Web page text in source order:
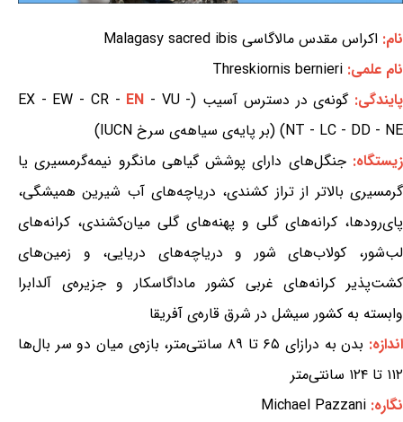
نام: اکراس مقدس مالاگاسی Malagasy sacred ibis
نام علمی: Threskiornis bernieri
پایندگی:گونه‌ی در دسترس آسیب (EX - EW - CR - EN - VU -
NT - LC - DD - NE) (بر پایه‌ی سیاهه‌ی سرخ IUCN)
زیستگاه:جنگل‌های دارای پوشش گیاهی مانگرو نیمه‌گرمسیری یا
گرمسیری بالاتر از تراز کشندی، دریاچه‌های آب شیرین همیشگی،
پای‌رودها، کرانه‌های گلی و پهنه‌های گلی میان‌کشندی، کرانه‌های
لب‌شور، کولاب‌های شور و دریاچه‌های دریایی، و زمین‌های
کشت‌پذیر کرانه‌های غربی کشور ماداگاسکار و جزیره‌ی آلدابرا
وابسته به کشور سیشل در شرق قاره‌ی آفریقا
اندازه:
بدن به درازای ۶۵ تا ۸۹ سانتی‌متر، بازه‌ی میان دو سر بال‌ها
۱۱۲ تا ۱۲۴ سانتی‌متر
نگاره: Michael Pazzani